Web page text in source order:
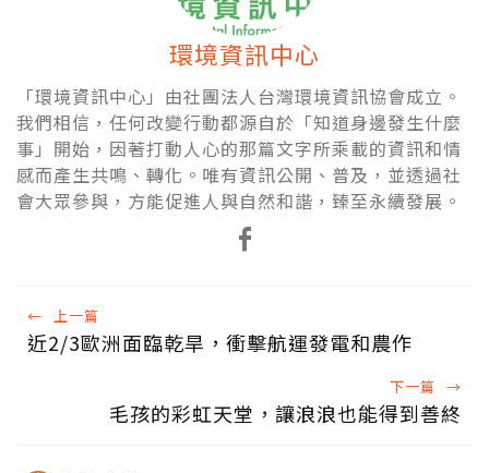
環境資訊中心
「環境資訊中心」由社團法人台灣環境資訊協會成立。
我們相信，任何改變行動都源自於「知道身邊發生什麼
事」開始，因著打動人心的那篇文字所乘載的資訊和情
感而產生共鳴、轉化。唯有資訊公開、普及，並透過社
會大眾參與，方能促進人與自然和諧，臻至永續發展。
← 上一篇
近2/3歐洲面臨乾旱，衝擊航運發電和農作
下一篇 →
毛孩的彩虹天堂，讓浪浪也能得到善終